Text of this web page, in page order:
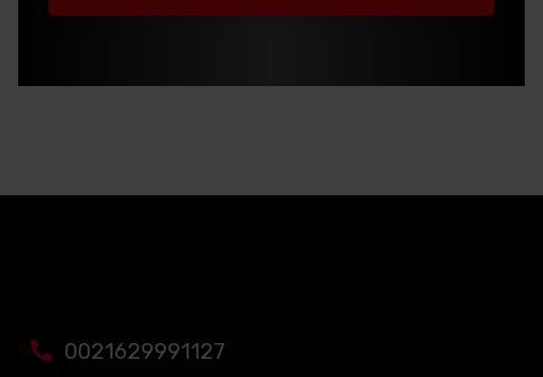
0021629991127